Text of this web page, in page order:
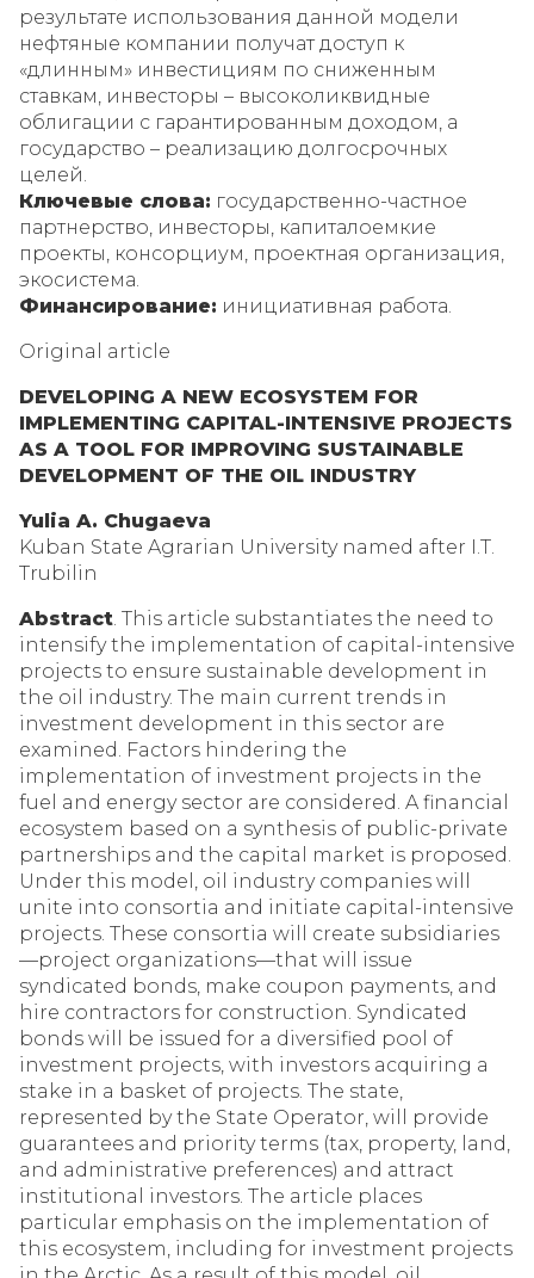
результате использования данной модели
нефтяные компании получат доступ к
«длинным» инвестициям по сниженным
ставкам, инвесторы – высоколиквидные
облигации с гарантированным доходом, а
государство – реализацию долгосрочных
целей.
Ключевые слова: государственно-частное
партнерство, инвесторы, капиталоемкие
проекты, консорциум, проектная организация,
экосистема.
Финансирование: инициативная работа.
Original article
DEVELOPING A NEW ECOSYSTEM FOR
IMPLEMENTING CAPITAL-INTENSIVE PROJECTS
AS A TOOL FOR IMPROVING SUSTAINABLE
DEVELOPMENT OF THE OIL INDUSTRY
Yulia A. Chugaeva
Kuban State Agrarian University named after I.T.
Trubilin
Abstract. This article substantiates the need to
intensify the implementation of capital-intensive
projects to ensure sustainable development in
the oil industry. The main current trends in
investment development in this sector are
examined. Factors hindering the
implementation of investment projects in the
fuel and energy sector are considered. A financial
ecosystem based on a synthesis of public-private
partnerships and the capital market is proposed.
Under this model, oil industry companies will
unite into consortia and initiate capital-intensive
projects. These consortia will create subsidiaries
—project organizations—that will issue
syndicated bonds, make coupon payments, and
hire contractors for construction. Syndicated
bonds will be issued for a diversified pool of
investment projects, with investors acquiring a
stake in a basket of projects. The state,
represented by the State Operator, will provide
guarantees and priority terms (tax, property, land,
and administrative preferences) and attract
institutional investors. The article places
particular emphasis on the implementation of
this ecosystem, including for investment projects